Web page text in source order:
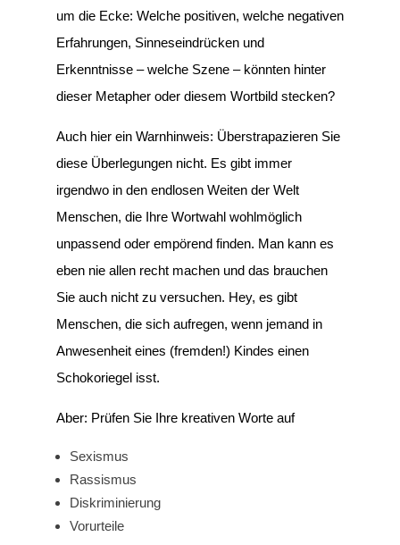
um die Ecke: Welche positiven, welche negativen
Erfahrungen, Sinneseindrücken und
Erkenntnisse – welche Szene – könnten hinter
dieser Metapher oder diesem Wortbild stecken?
Auch hier ein Warnhinweis: Überstrapazieren Sie
diese Überlegungen nicht. Es gibt immer
irgendwo in den endlosen Weiten der Welt
Menschen, die Ihre Wortwahl wohlmöglich
unpassend oder empörend finden. Man kann es
eben nie allen recht machen und das brauchen
Sie auch nicht zu versuchen. Hey, es gibt
Menschen, die sich aufregen, wenn jemand in
Anwesenheit eines (fremden!) Kindes einen
Schokoriegel isst.
Aber: Prüfen Sie Ihre kreativen Worte auf
Sexismus
Rassismus
Diskriminierung
Vorurteile